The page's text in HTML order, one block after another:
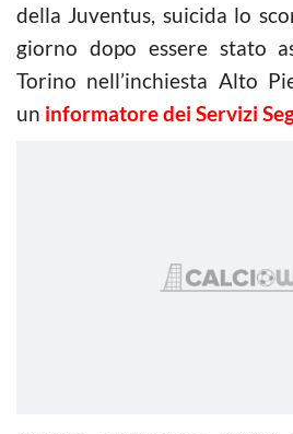
della Juventus, suicida lo
giorno dopo essere stato
Torino nell’inchiesta Alto
un informatore dei Servizi